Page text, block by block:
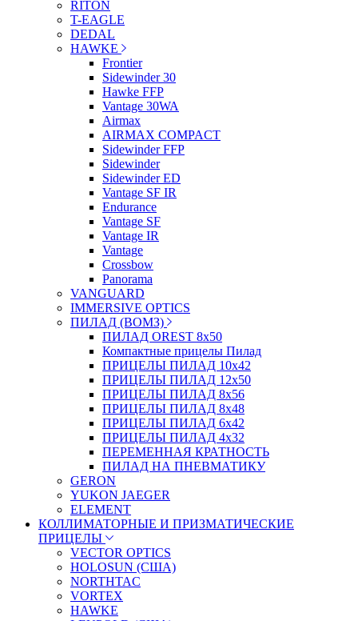
RITON
T-EAGLE
DEDAL
HAWKE
Frontier
Sidewinder 30
Hawke FFP
Vantage 30WA
Airmax
AIRMAX COMPACT
Sidewinder FFP
Sidewinder
Sidewinder ED
Vantage SF IR
Endurance
Vantage SF
Vantage IR
Vantage
Crossbow
Panorama
VANGUARD
IMMERSIVE OPTICS
ПИЛАД (ВОМЗ)
ПИЛАД OREST 8х50
Компактные прицелы Пилад
ПРИЦЕЛЫ ПИЛАД 10х42
ПРИЦЕЛЫ ПИЛАД 12х50
ПРИЦЕЛЫ ПИЛАД 8х56
ПРИЦЕЛЫ ПИЛАД 8х48
ПРИЦЕЛЫ ПИЛАД 6х42
ПРИЦЕЛЫ ПИЛАД 4х32
ПЕРЕМЕННАЯ КРАТНОСТЬ
ПИЛАД НА ПНЕВМАТИКУ
GERON
YUKON JAEGER
ELEMENT
КОЛЛИМАТОРНЫЕ И ПРИЗМАТИЧЕСКИЕ
ПРИЦЕЛЫ
VECTOR OPTICS
HOLOSUN (США)
NORTHTAC
VORTEX
HAWKE